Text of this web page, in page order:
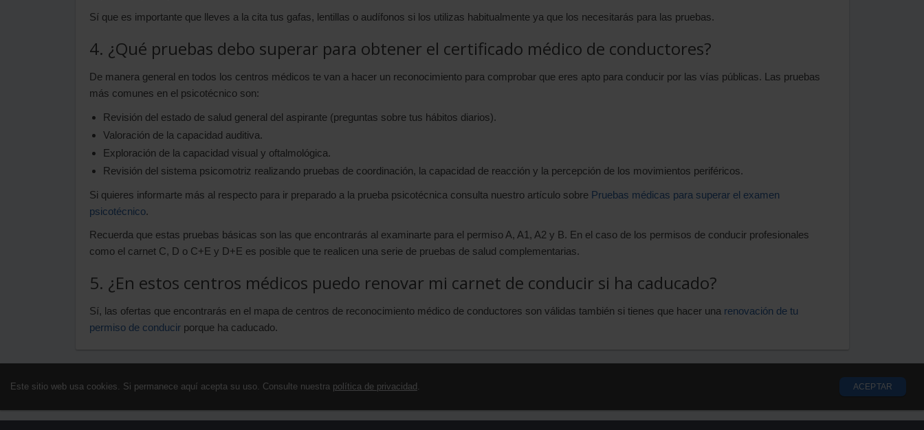
Sí que es importante que lleves a la cita tus gafas, lentillas o audífonos si los utilizas habitualmente ya que los necesitarás para las pruebas.
4. ¿Qué pruebas debo superar para obtener el certificado médico de conductores?
De manera general en todos los centros médicos te van a hacer un reconocimiento para comprobar que eres apto para conducir por las vías públicas. Las pruebas
más comunes en el psicotécnico son:
Revisión del estado de salud general del aspirante (preguntas sobre tus hábitos diarios).
Valoración de la capacidad auditiva.
Exploración de la capacidad visual y oftalmológica.
Revisión del sistema psicomotriz realizando pruebas de coordinación, la capacidad de reacción y la percepción de los movimientos periféricos.
Si quieres informarte más al respecto para ir preparado a la prueba psicotécnica consulta nuestro artículo sobre Pruebas médicas para superar el examen
psicotécnico.
Recuerda que estas pruebas básicas son las que encontrarás al examinarte para el permiso A, A1, A2 y B. En el caso de los permisos de conducir profesionales
como el carnet C, D o C+E y D+E es posible que te realicen una serie de pruebas de salud complementarias.
5. ¿En estos centros médicos puedo renovar mi carnet de conducir si ha caducado?
Sí, las ofertas que encontrarás en el mapa de centros de reconocimiento médico de conductores son válidas también si tienes que hacer una renovación de tu
permiso de conducirporque ha caducado.
Este sitio web usa cookies. Si permanece aquí acepta su uso. Consulte nuestra política de privacidad . ACEPTAR